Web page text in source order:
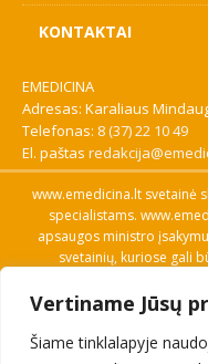
Vertiname Jūsų
Šiame tinklalapyje
KONTAKTAI
EMEDICINA
Adresas: Karaliaus
Telefonas: 8 (37) 22 10 49
El. paštas
www.emedicina.lt svetainė
specialistams.
apsaugos ministro
svetainių, kuriose gali
savo profesinę kvalifikaciją.
pagalbos priemonių
priežiūros ar